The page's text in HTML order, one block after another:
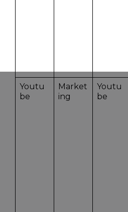
Youtu
be
Market
ing
Youtu
be